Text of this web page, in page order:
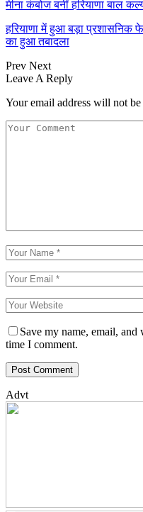
मीना कंबोज बनीं हरियाणा बाल
हरियाणा में हुआ बड़ा प्रशासनिक
का हुआ तबादला
Prev Next
Leave A Reply
Your email address will not
Save my name, email,
time I comment.
Advt